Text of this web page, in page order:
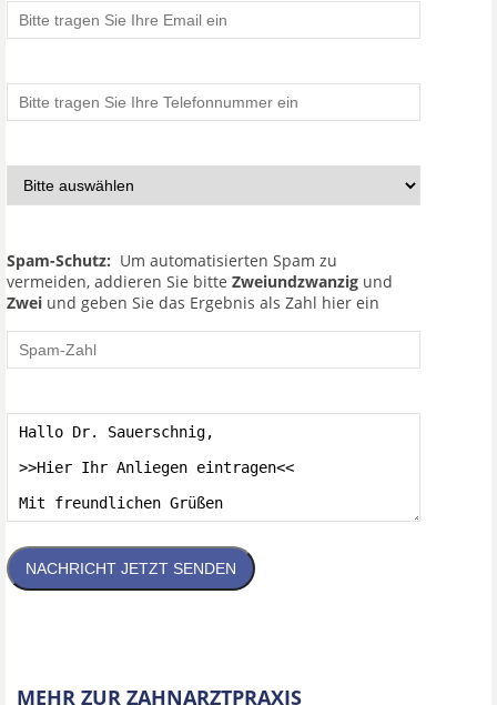
Spam-Schutz: Um automatisierten Spam zu
vermeiden, addieren Sie bitte Zweiundzwanzig und
Zwei und geben Sie das Ergebnis als Zahl hier ein
NACHRICHT JETZT SENDEN
MEHR ZUR ZAHNARZTPRAXIS